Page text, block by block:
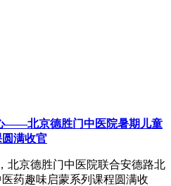
——北京德胜门中医院暑期儿童
满收官
北京德胜门中医院联合安德路北
药趣味启蒙系列课程圆满收